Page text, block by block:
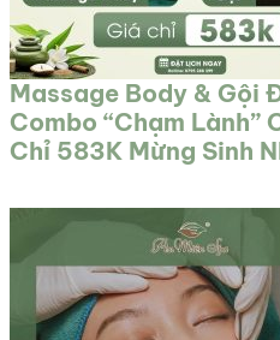
Massage Body & Gội
Combo “Chạm Lành”
Chỉ 583K Mừng Sinh